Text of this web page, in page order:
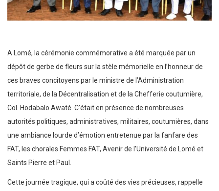
A Lomé, la cérémonie commémorative a été marquée par un
dépôt de gerbe de fleurs sur la stèle mémorielle en l’honneur de
ces braves concitoyens par le ministre de l’Administration
territoriale, de la Décentralisation et de la Chefferie coutumière,
Col. Hodabalo Awaté. C’était en présence de nombreuses
autorités politiques, administratives, militaires, coutumières, dans
une ambiance lourde d’émotion entretenue par la fanfare des
FAT, les chorales Femmes FAT, Avenir de l’Université de Lomé et
Saints Pierre et Paul.
Cette journée tragique, qui a coûté des vies précieuses, rappelle